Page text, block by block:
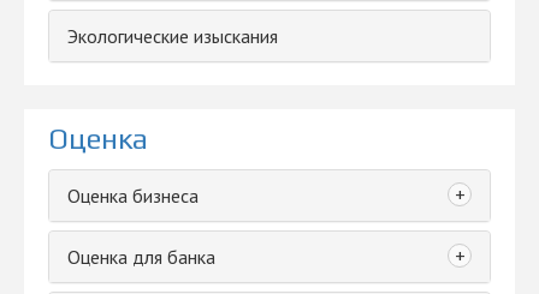
Экологические изыскания
Оценка
Оценка бизнеса +
Оценка для банка +